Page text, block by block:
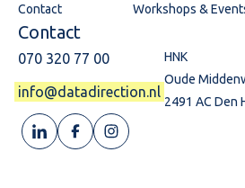
Contact
Workshops &
Contact
HNK
Oude
2491 AC Den
070 320 77 00
info@datadirection.nl